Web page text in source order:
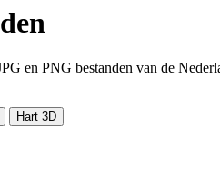
en PNG bestanden van de
Hart 3D